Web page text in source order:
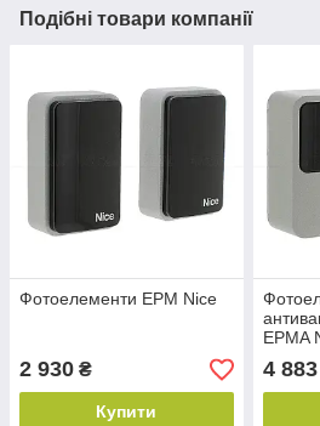
Подібні товари компанії
Фотоелементи EPM Nice
2 930 ₴
Купити
EPMA
4 883